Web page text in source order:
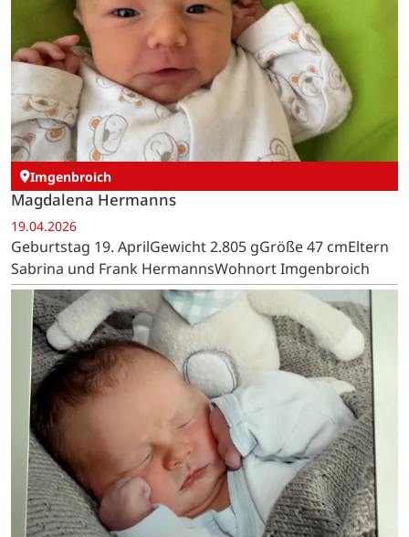
Imgenbroich
Magdalena Hermanns
19.04.2026
Geburtstag 19. AprilGewicht 2.805 gGröße 47 cmEltern
Sabrina und Frank HermannsWohnort Imgenbroich